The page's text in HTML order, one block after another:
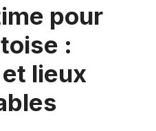
pour
:
lieux